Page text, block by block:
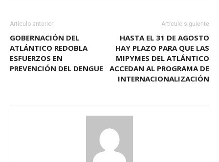
Artículo anterior
GOBERNACIÓN DEL
ATLÁNTICO REDOBLA
ESFUERZOS EN
PREVENCIÓN DEL DENGUE
Artículo siguiente
HASTA EL 31 DE AGOSTO
HAY PLAZO PARA QUE LAS
MIPYMES DEL ATLÁNTICO
ACCEDAN AL PROGRAMA DE
INTERNACIONALIZACIÓN